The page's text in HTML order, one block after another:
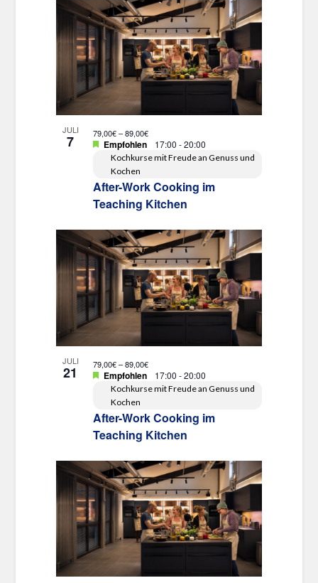
JULI
7
After-Work Cooking im
Teaching Kitchen
Empfohlen 17:00-20:00
Kochkurse mit Freude an Genuss und
Kochen
79,00€ – 89,00€
JULI
21
After-Work Cooking im
Teaching Kitchen
Empfohlen 17:00-20:00
Kochkurse mit Freude an Genuss und
Kochen
79,00€ – 89,00€